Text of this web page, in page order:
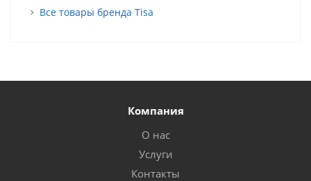
Все товары бренда Tisa
Компания
О нас
Услуги
Контакты